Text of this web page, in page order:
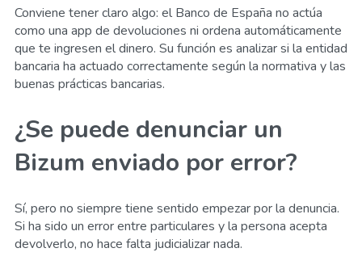
Conviene tener claro algo: el Banco de España no actúa
como una app de devoluciones ni ordena automáticamente
que te ingresen el dinero. Su función es analizar si la entidad
bancaria ha actuado correctamente según la normativa y las
buenas prácticas bancarias.
¿Se puede denunciar un
Bizum enviado por error?
Sí, pero no siempre tiene sentido empezar por la denuncia.
Si ha sido un error entre particulares y la persona acepta
devolverlo, no hace falta judicializar nada.